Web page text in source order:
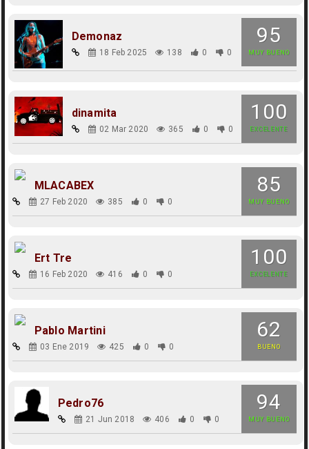
95
MUY BUENO
Demonaz
18 Feb 2025 138 0 0
100
EXCELENTE
dinamita
02 Mar 2020 365 0 0
85
MUY BUENO
MLACABEX
27 Feb 2020 385 0 0
100
EXCELENTE
Ert Tre
16 Feb 2020 416 0 0
62
BUENO
Pablo Martini
03 Ene 2019 425 0 0
94
MUY BUENO
Pedro76
21 Jun 2018 406 0 0